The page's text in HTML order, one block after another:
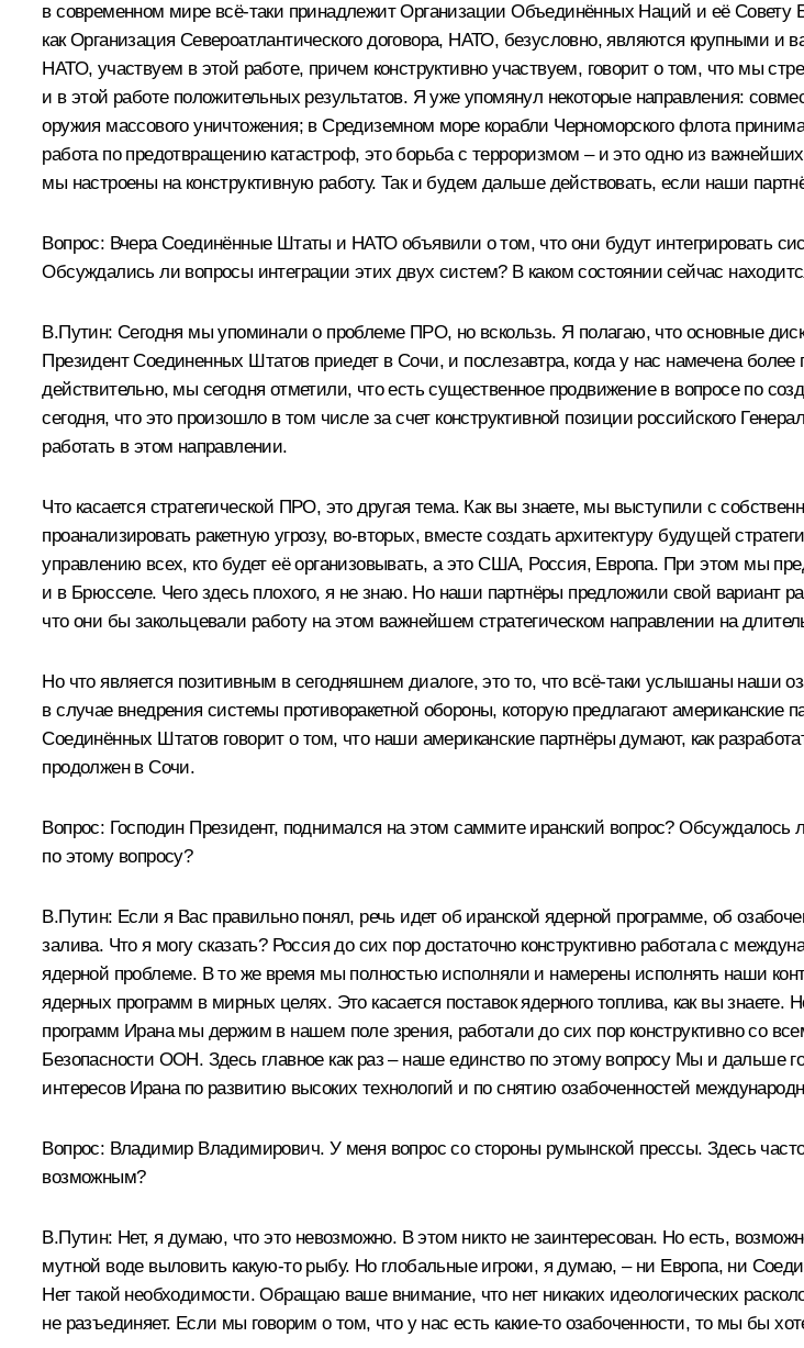
в современном мире всё‑таки принадлежит Организации Объединённых Наций и её Совету
как Организация Североатлантического договора, НАТО, безусловно, являются крупными
НАТО, участвуем в этой работе, причем конструктивно участвуем, говорит о том, что мы
и в этой работе положительных результатов. Я уже упомянул некоторые направления:
оружия массового уничтожения; в Средиземном море корабли Черноморского флота
работа по предотвращению катастроф, это борьба с терроризмом – и это одно из
мы настроены на конструктивную работу. Так и будем дальше действовать, если наши
Вопрос: Вчера Соединённые Штаты и НАТО объявили о том, что они будут интегрировать
Обсуждались ли вопросы интеграции этих двух систем? В каком состоянии сейчас
В.Путин: Сегодня мы упоминали о проблеме ПРО, но вскользь. Я полагаю, что основные
Президент Соединенных Штатов приедет в Сочи, и послезавтра, когда у нас намечена
действительно, мы сегодня отметили, что есть существенное продвижение в вопросе по
сегодня, что это произошло в том числе за счет конструктивной позиции российского
работать в этом направлении.
Что касается стратегической ПРО, это другая тема. Как вы знаете, мы выступили с
проанализировать ракетную угрозу, во‑вторых, вместе создать архитектуру будущей
управлению всех, кто будет её организовывать, а это США, Россия, Европа. При этом мы
и в Брюсселе. Чего здесь плохого, я не знаю. Но наши партнёры предложили свой вариант
что они бы закольцевали работу на этом важнейшем стратегическом направлении на
Но что является позитивным в сегодняшнем диалоге, это то, что всё‑таки услышаны наши
в случае внедрения системы противоракетной обороны, которую предлагают
Соединённых Штатов говорит о том, что наши американские партнёры думают, как
продолжен в Сочи.
Вопрос: Господин Президент, поднимался на этом саммите иранский вопрос? Обсуждалось
по этому вопросу?
В.Путин: Если я Вас правильно понял, речь идет об иранской ядерной программе, об
залива. Что я могу сказать? Россия до сих пор достаточно конструктивно работала с
ядерной проблеме. В то же время мы полностью исполняли и намерены исполнять наши
ядерных программ в мирных целях. Это касается поставок ядерного топлива, как вы
программ Ирана мы держим в нашем поле зрения, работали до сих пор конструктивно со
Безопасности ООН. Здесь главное как раз – наше единство по этому вопросу Мы и дальше
интересов Ирана по развитию высоких технологий и по снятию озабоченностей
Вопрос: Владимир Владимирович. У меня вопрос со стороны румынской прессы. Здесь
возможным?
В.Путин: Нет, я думаю, что это невозможно. В этом никто не заинтересован. Но есть,
мутной воде выловить какую‑то рыбу. Но глобальные игроки, я думаю, – ни Европа, ни
Нет такой необходимости. Обращаю ваше внимание, что нет никаких идеологических
не разъединяет. Если мы говорим о том, что у нас есть какие‑то озабоченности, то мы